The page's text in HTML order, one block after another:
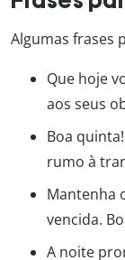
Algumas frases
Que hoje
aos seus
Boa
rumo à
Mantenha
vencida.
A noite